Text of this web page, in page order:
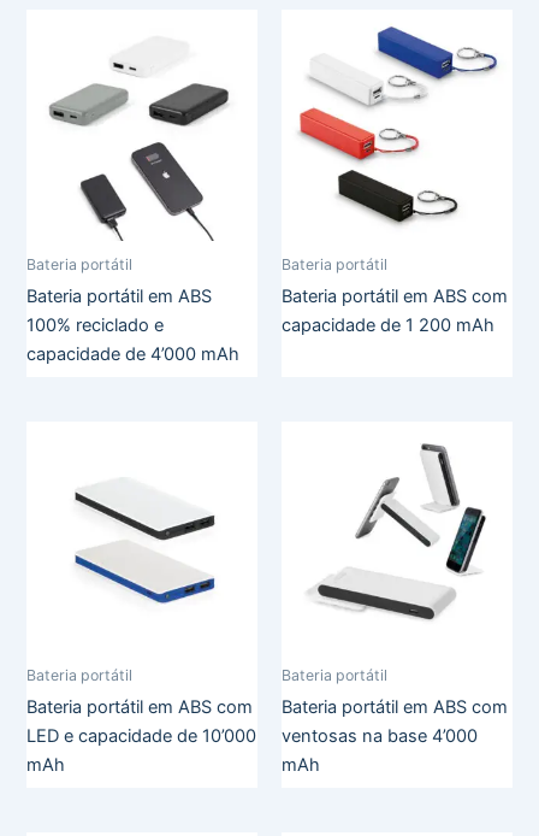
Bateria portátil
Bateria portátil em ABS
100% reciclado e
capacidade de 4’000 mAh
Bateria portátil
Bateria portátil em ABS com
capacidade de 1 200 mAh
Bateria portátil
Bateria portátil em ABS com
LED e capacidade de 10’000
mAh
Bateria portátil
Bateria portátil em ABS com
ventosas na base 4’000
mAh